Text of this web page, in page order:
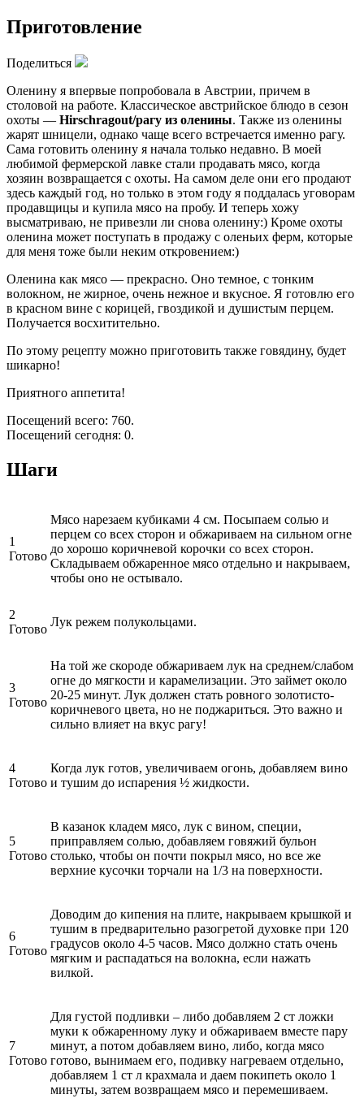
Приготовление
Поделиться
Оленину я впервые попробовала в Австрии, причем в
столовой на работе. Классическое австрийское блюдо в сезон
охоты — Hirschragout/рагу из оленины. Также из оленины
жарят шницели, однако чаще всего встречается именно рагу.
Сама готовить оленину я начала только недавно. В моей
любимой фермерской лавке стали продавать мясо, когда
хозяин возвращается с охоты. На самом деле они его продают
здесь каждый год, но только в этом году я поддалась уговорам
продавщицы и купила мясо на пробу. И теперь хожу
высматриваю, не привезли ли снова оленину:) Кроме охоты
оленина может поступать в продажу с оленьих ферм, которые
для меня тоже были неким откровением:)
Оленина как мясо — прекрасно. Оно темное, с тонким
волокном, не жирное, очень нежное и вкусное. Я готовлю его
в красном вине с корицей, гвоздикой и душистым перцем.
Получается восхитительно.
По этому рецепту можно приготовить также говядину, будет
шикарно!
Приятного аппетита!
Посещений всего: 760.
Посещений сегодня: 0.
Шаги
1
Готово
Мясо нарезаем кубиками 4 см. Посыпаем солью и
перцем со всех сторон и обжариваем на сильном огне
до хорошо коричневой корочки со всех сторон.
Складываем обжаренное мясо отдельно и накрываем,
чтобы оно не остывало.
2
Готово
Лук режем полукольцами.
3
Готово
На той же скороде обжариваем лук на среднем/слабом
огне до мягкости и карамелизации. Это займет около
20-25 минут. Лук должен стать ровного золотисто-
коричневого цвета, но не поджариться. Это важно и
сильно влияет на вкус рагу!
4
Готово
Когда лук готов, увеличиваем огонь, добавляем вино
и тушим до испарения ½ жидкости.
5
Готово
В казанок кладем мясо, лук с вином, специи,
приправляем солью, добавляем говяжий бульон
столько, чтобы он почти покрыл мясо, но все же
верхние кусочки торчали на 1/3 на поверхности.
6
Готово
Доводим до кипения на плите, накрываем крышкой и
тушим в предварительно разогретой духовке при 120
градусов около 4-5 часов. Мясо должно стать очень
мягким и распадаться на волокна, если нажать
вилкой.
7
Готово
Для густой подливки – либо добавляем 2 ст ложки
муки к обжаренному луку и обжариваем вместе пару
минут, а потом добавляем вино, либо, когда мясо
готово, вынимаем его, подивку нагреваем отдельно,
добавляем 1 ст л крахмала и даем покипеть около 1
минуты, затем возвращаем мясо и перемешиваем.